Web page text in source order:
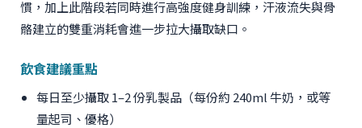
慣，加上此階段若同時進行高強度健身訓練，汗液流失與骨
骼建立的雙重消耗會進一步拉大攝取缺口。
飲食建議重點
每日至少攝取 1–2 份乳製品（每份約 240ml 牛奶，或等
量起司、優格）